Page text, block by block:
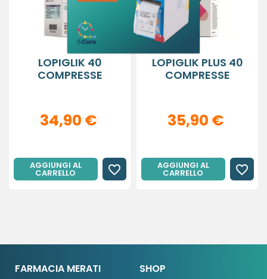
Annulla Crea lista dei desideri
((modalDeleteText))
Annulla Accedi
LOPIGLIK 40
COMPRESSE
34,90 €
AGGIUNGI AL
CARRELLO favorite_border
LOPIGLIK PLUS 40
COMPRESSE
35,90 €
AGGIUNGI AL
CARRELLO favorite_border
FARMACIA MERATI SHOP